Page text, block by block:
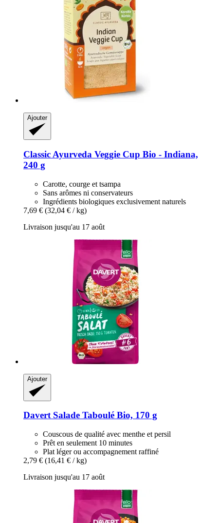
Ajouter
Classic Ayurveda Veggie Cup Bio -​ Indiana,
240 g
Carotte, courge et tsampa
Sans arômes ni conservateurs
Ingrédients biologiques exclusivement naturels
7,69 € (32,04 € / kg)
Livraison jusqu'au 17 août
Ajouter
DavertSalade Taboulé Bio, 170 g
Couscous de qualité avec menthe et persil
Prêt en seulement 10 minutes
Plat léger ou accompagnement raffiné
2,79 € (16,41 € / kg)
Livraison jusqu'au 17 août